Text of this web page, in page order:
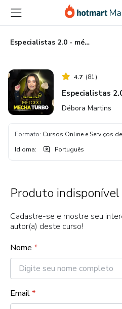
para
conteúdo
principal
para
pagamento
para
rodapé
Especialistas 2.0 - método MechaTurbo
4.7 (81)
Especialistas
Débora Martins
Formato: Cursos Online e Serviços
Idioma: Português
Produto indisponível
Cadastre-se e mostre seu
autor(a) deste curso!
Nome *
Email*